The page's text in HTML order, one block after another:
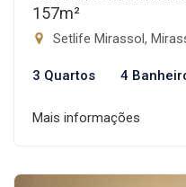
157m²
Setlife Mirassol,
3 Quartos 4
Mais informações